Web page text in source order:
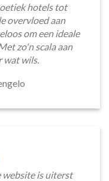
hotels tot
overvloed aan
om een ideale
zo'n scala aan
wat wils.
website is uiterst